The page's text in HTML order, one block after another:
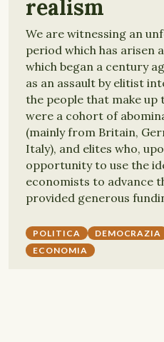
realism
We are witnessing an
period which has arisen
which began a century
as an assault by elitist
the people that make up
were a cohort of
(mainly from Britain,
Italy), and elites who,
opportunity to use the
economists to advance
provided generous
POLITICA DEMOCRAZIA
ECONOMIA